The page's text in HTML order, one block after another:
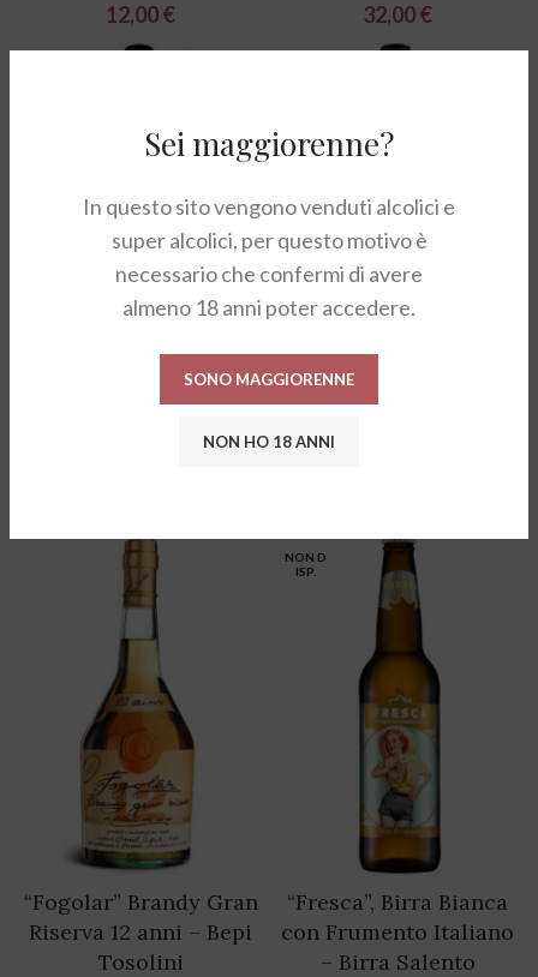
Sei maggiorenne?
In questo sito vengono venduti alcolici e
super alcolici, per questo motivo è
necessario che confermi di avere
almeno 18 anni poter accedere.
SONO MAGGIORENNE
NON HO 18 ANNI
12,00€ 32,00€
“Vin Soave” Soave
Classico DOC 2021 –
“Capolemole” Bianco
2020 – Marco Carpineti
“Fogolar” Brandy Gran
Riserva 12 anni – Bepi
Tosolini
NON D
ISP.
“Fresca”, Birra Bianca
con Frumento Italiano
– Birra Salento